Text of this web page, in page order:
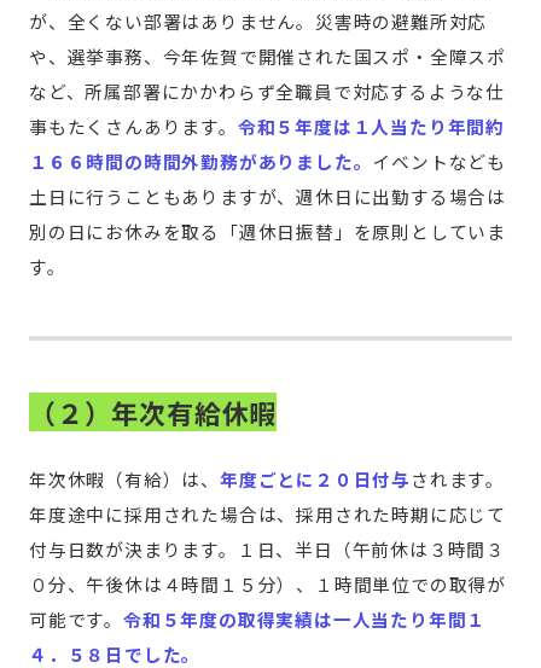
が、全くない部署はありません。災害時の避難所対応
や、選挙事務、今年佐賀で開催された国スポ・全障スポ
など、所属部署にかかわらず全職員で対応するような仕
事もたくさんあります。 令和５年度は１人当たり年間約
１６６時間の時間外勤務がありました。 イベントなども
土日に行うこともありますが、週休日に出勤する場合は
別の日にお休みを取る「週休日振替」を原則としていま
す。
（２）年次有給休暇
年次休暇（有給）は、年度ごとに２０日付与されます。
年度途中に採用された場合は、採用された時期に応じて
付与日数が決まります。１日、半日（午前休は３時間３
０分、午後休は４時間１５分）、１時間単位での取得が
可能です。 令和５年度の取得実績は一人当たり年間１
４．５８日でした。